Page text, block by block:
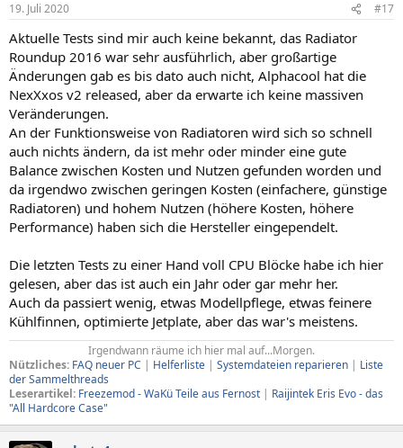
19. Juli 2020 #17
Aktuelle Tests sind mir auch keine bekannt, das Radiator
Roundup 2016 war sehr ausführlich, aber großartige
Änderungen gab es bis dato auch nicht, Alphacool hat die
NexXxos v2 released, aber da erwarte ich keine massiven
Veränderungen.
An der Funktionsweise von Radiatoren wird sich so schnell
auch nichts ändern, da ist mehr oder minder eine gute
Balance zwischen Kosten und Nutzen gefunden worden und
da irgendwo zwischen geringen Kosten (einfachere, günstige
Radiatoren) und hohem Nutzen (höhere Kosten, höhere
Performance) haben sich die Hersteller eingependelt.
Die letzten Tests zu einer Hand voll CPU Blöcke habe ich hier
gelesen, aber das ist auch ein Jahr oder gar mehr her.
Auch da passiert wenig, etwas Modellpflege, etwas feinere
Kühlfinnen, optimierte Jetplate, aber das war's meistens.
Irgendwann räume ich hier mal auf...Morgen.​
Nützliches: FAQ neuer PC | Helferliste | Systemdateien reparieren | Liste
der Sammelthreads
Leserartikel: Freezemod - WaKü Teile aus Fernost | Raijintek Eris Evo - das
"All Hardcore Case"